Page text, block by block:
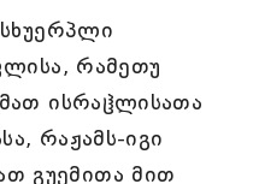
რამეთუ
ისრაჱლისათა
რაჟამს-იგი
გუემითა მით